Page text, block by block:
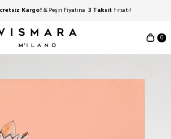
Kargo!& Peşin Fiyatına 3 Taksit Fırsatı!
0